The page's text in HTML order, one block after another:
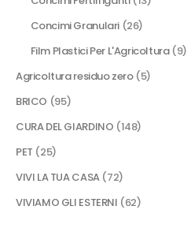
Concimi Granulari (26)
Film Plastici Per L'Agricoltura (9)
Agricoltura residuo zero (5)
BRICO (95)
CURA DEL GIARDINO (148)
PET (25)
VIVI LA TUA CASA (72)
VIVIAMO GLI ESTERNI (62)